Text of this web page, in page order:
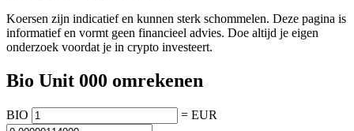
Koersen zijn indicatief en kunnen sterk schommelen. Deze pagina is
informatief en vormt geen financieel advies. Doe altijd je eigen
onderzoek voordat je in crypto investeert.
Bio Unit 000 omrekenen
BIO = EUR